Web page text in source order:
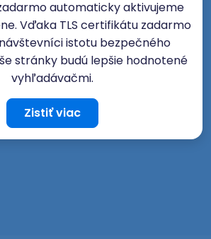
automaticky aktivujeme
Vďaka TLS certifikátu zadarmo
istotu bezpečného
stránky budú lepšie hodnotené
vyhľadávačmi.
Zistiť viac